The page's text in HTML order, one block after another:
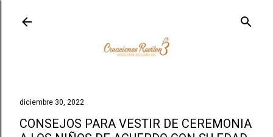
diciembre 30, 2022
CONSEJOS PARA VESTIR DE CEREMONIA